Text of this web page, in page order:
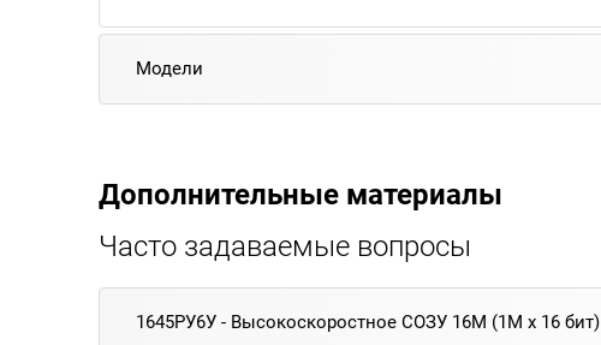
Модели
Дополнительные материалы
Часто задаваемые вопросы
1645РУ6У - Высокоскоростное СОЗУ 16М (1M х 16 бит)